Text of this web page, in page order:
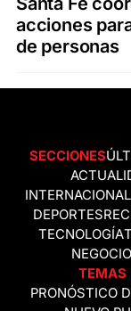
acciones
de personas
SECCIONES
DEPORTES
TECNOLOGÍA
TEMAS
PRONÓSTICO